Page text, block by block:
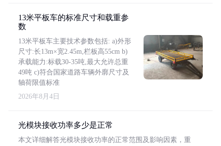
13米平板车的标准尺寸和载重参
数
13米平板车主要技术参数包括: a)外形
尺寸:长13m×宽2.45m,栏板高55cm b)
承载能力:标载30-35吨,最大允许总重
49吨 c)符合国家道路车辆外廓尺寸及
轴荷限值标准
2026年8月4日
光模块接收功率多少是正常
本文详细解答光模块接收功率的正常范围及影响因素，重